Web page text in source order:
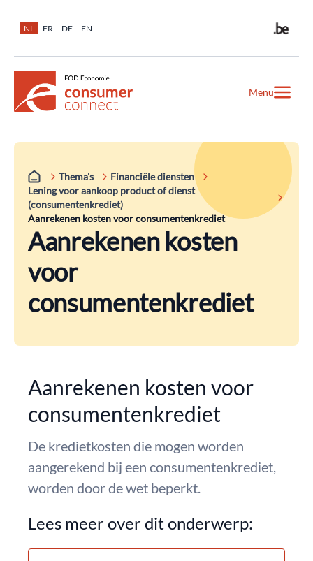
NL FR DE EN
Menu
Thema's
Financiële diensten
Lening voor aankoop product of dienst
(consumentenkrediet)
Aanrekenen kosten voor consumentenkrediet
Aanrekenen kosten
voor
consumentenkrediet
Aanrekenen kosten voor
consumentenkrediet
De kredietkosten die mogen worden
aangerekend bij een consumentenkrediet,
worden door de wet beperkt.
Lees meer over dit onderwerp: